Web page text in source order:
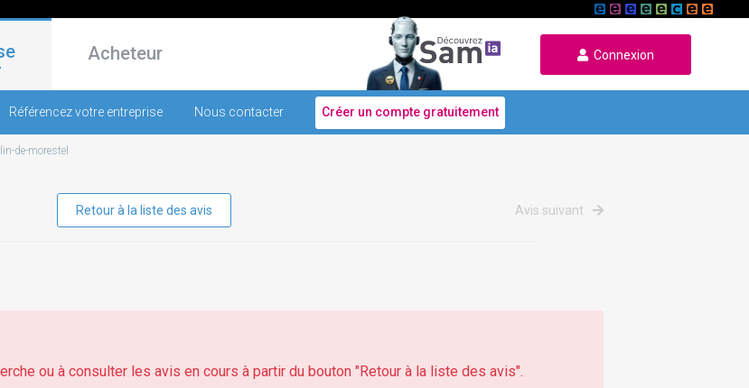
Acheteur Connexion
Référencez votre entreprise Nous contacter Créer un compte gratuitement
de-morestel
Retour à la liste des avis Avis suivant
ou à consulter les avis en cours à partir du bouton "Retour à la liste des avis".